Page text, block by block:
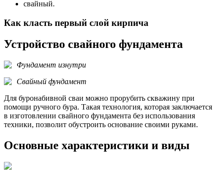
свайный.
Как класть первый слой кирпича
Устройство свайного фундамента
Фундамент изнутри
Свайный фундамент
Для буронабивной сваи можно прорубить скважину при
помощи ручного бура. Такая технология, которая заключается
в изготовлении свайного фундамента без использования
техники, позволит обустроить основание своими руками.
Основные характеристики и виды